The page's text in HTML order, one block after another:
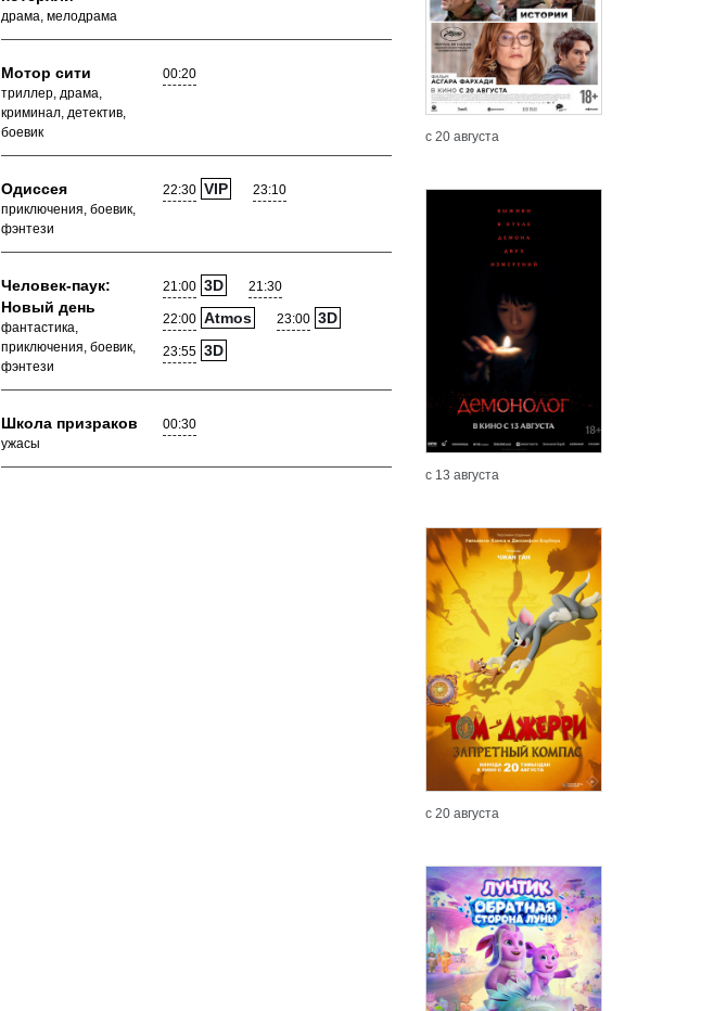
Подробнее
драма, мелодрама
Мотор сити
триллер, драма,
криминал, детектив,
боевик
00:20
Одиссея
приключения, боевик,
фэнтези
22:30 VIP 23:10
Человек-паук:
Новый день
фантастика,
приключения, боевик,
фэнтези
21:00 3D 21:30
22:00 Atmos 23:00 3D
23:55 3D
Школа призраков
ужасы
00:30
с 20 августа
с 13 августа
с 20 августа